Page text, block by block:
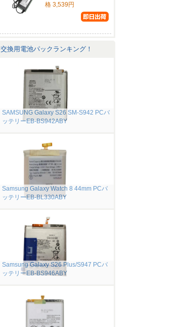
格 3,539円
交換用電池パックランキング！
SAMSUNG Galaxy S26 SM-S942 PCバ
ッテリーEB-BS942ABY
Samsung Galaxy Watch 8 44mm PCバ
ッテリーEB-BL330ABY
Samsung Galaxy S26 Plus/S947 PCバ
ッテリーEB-BS946ABY